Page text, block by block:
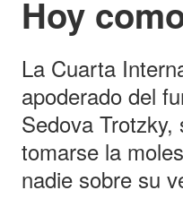
Hoy
La Cuarta
apoderado del
Sedova
tomarse la
nadie sobre su